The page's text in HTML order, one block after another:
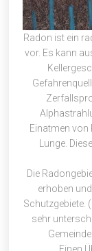
Radon ist ein
vor. Es kann
Einatmen von
Lunge.
Die
erhoben
Schutzgebiete.
sehr